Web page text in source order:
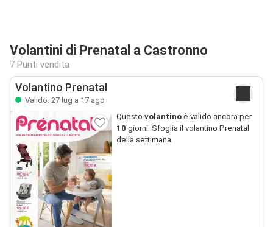
Volantini di Prenatal a Castronno
7 Punti vendita
Volantino Prenatal
Valido: 27 lug a 17 ago
Questo volantinoè valido ancora per
10 giorni. Sfoglia il volantino Prenatal
della settimana.